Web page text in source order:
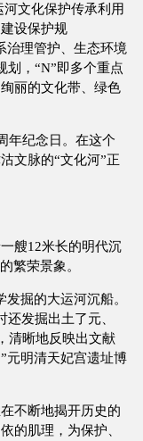
河文化保护传承利用
设保护规
治理管护、生态环境
划，“N”即多个重点
丽的文化带、绿色
年纪念日。在这个
文脉的“文化河”正
艘12米长的明代沉
繁荣景象。
掘的大运河沉船。
发掘出土了元、
清晰地反映出文献
元明清天妃宫遗址博
不断地揭开历史的
的肌理，为保护、